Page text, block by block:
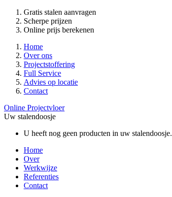
Gratis stalen aanvragen
Scherpe prijzen
Online prijs berekenen
Home
Over ons
Projectstoffering
Full Service
Advies op locatie
Contact
Online Projectvloer
Uw stalendoosje
U heeft nog geen producten in uw stalendoosje.
Home
Over
Werkwijze
Referenties
Contact